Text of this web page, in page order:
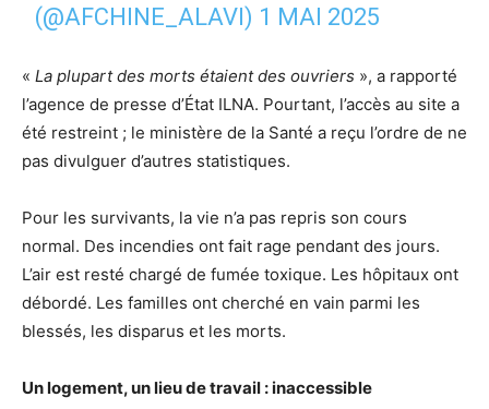
(@AFCHINE_ALAVI) 1 MAI 2025
« La plupart des morts étaient des ouvriers », a rapporté
l’agence de presse d’État ILNA. Pourtant, l’accès au site a
été restreint ; le ministère de la Santé a reçu l’ordre de ne
pas divulguer d’autres statistiques.
Pour les survivants, la vie n’a pas repris son cours
normal. Des incendies ont fait rage pendant des jours.
L’air est resté chargé de fumée toxique. Les hôpitaux ont
débordé. Les familles ont cherché en vain parmi les
blessés, les disparus et les morts.
Un logement, un lieu de travail : inaccessible